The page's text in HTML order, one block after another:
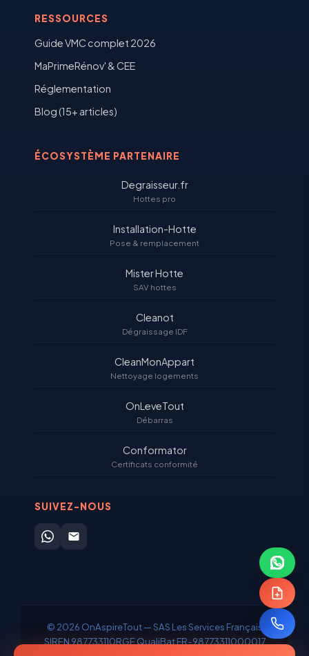
RESSOURCES
Guide VMC complet 2026
MaPrimeRénov' & CEE
Réglementation
Blog (15+ articles)
ÉCOSYSTÈME PARTENAIRE
Degraisseur.fr
Hottes pro
Installation-Hotte
Pose & remplacement
Mister Hotte
SAV hottes
Cleanot
Dégraissage IDF
CleanMonAppart
Nettoyage logements
OnLeveTout
Débarras
Conformator
Certificats conformité
SUIVEZ-NOUS
© 2026 OnAspireTout — SAS Les Services Français
SIREN 987733110RGE QualiBat FR-98773311000017